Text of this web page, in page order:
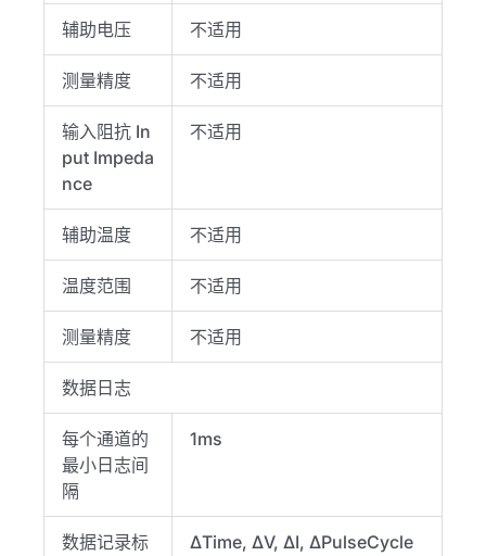
辅助电压 不适用
测量精度 不适用
输入阻抗 In
put Impeda
nce
不适用
辅助温度 不适用
温度范围 不适用
测量精度 不适用
数据日志
每个通道的
最小日志间
隔
1ms
数据记录标
ΔTime, ΔV, ΔI, ΔPulseCycle